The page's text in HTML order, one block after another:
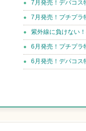
7月発売！デパコス
7月発売！プチプラ
紫外線に負けない
6月発売！プチプラ
6月発売！デパコス